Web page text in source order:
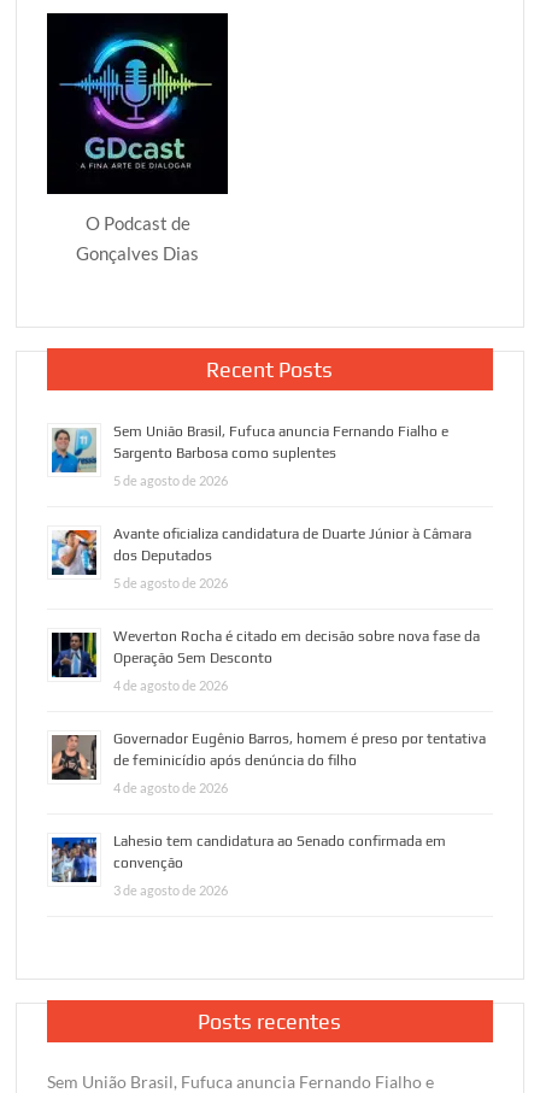
O Podcast de
Gonçalves Dias
Recent Posts
Sem União Brasil, Fufuca anuncia Fernando Fialho e
Sargento Barbosa como suplentes
5 de agosto de 2026
Avante oficializa candidatura de Duarte Júnior à Câmara
dos Deputados
5 de agosto de 2026
Weverton Rocha é citado em decisão sobre nova fase da
Operação Sem Desconto
4 de agosto de 2026
Governador Eugênio Barros, homem é preso por tentativa
de feminicídio após denúncia do filho
4 de agosto de 2026
Lahesio tem candidatura ao Senado confirmada em
convenção
3 de agosto de 2026
Posts recentes
Sem União Brasil, Fufuca anuncia Fernando Fialho e